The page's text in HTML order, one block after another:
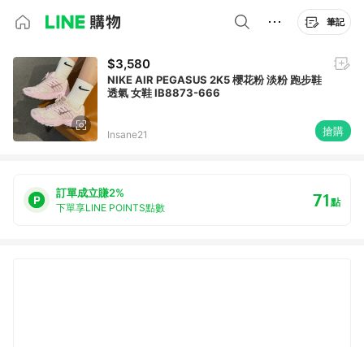
筆記
$3,580
NIKE AIR PEGASUS 2K5 櫻花粉 淡粉 跑步鞋
透氣 女鞋 IB8873-666
Insane21 搶購
訂單成立賺2%
下單享LINE POINTS點數 71點